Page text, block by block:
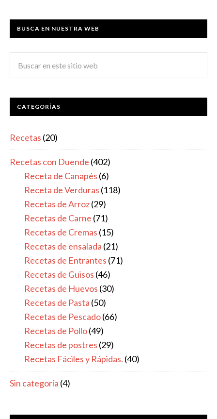
BUSCA EN NUESTRA WEB
CATEGORÍAS
Recetas (20)
Recetas con Duende (402)
Receta de Canapés (6)
Receta de Verduras (118)
Recetas de Arroz(29)
Recetas de Carne (71)
Recetas de Cremas (15)
Recetas de ensalada (21)
Recetas de Entrantes (71)
Recetas de Guisos (46)
Recetas de Huevos (30)
Recetas de Pasta (50)
Recetas de Pescado(66)
Recetas de Pollo(49)
Recetas de postres (29)
Recetas Fáciles y Rápidas. (40)
Sin categoría (4)